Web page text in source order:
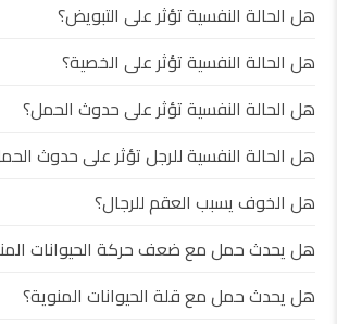
هل الحالة النفسية تؤثر على التبويض؟
هل الحالة النفسية تؤثر على الخصية؟
هل الحالة النفسية تؤثر على حدوث الحمل؟
هل الحالة النفسية للرجل تؤثر على حدوث
هل الخوف يسبب العقم للرجال؟
هل يحدث حمل مع ضعف حركة الحيوانات
هل يحدث حمل مع قلة الحيوانات المنوية؟